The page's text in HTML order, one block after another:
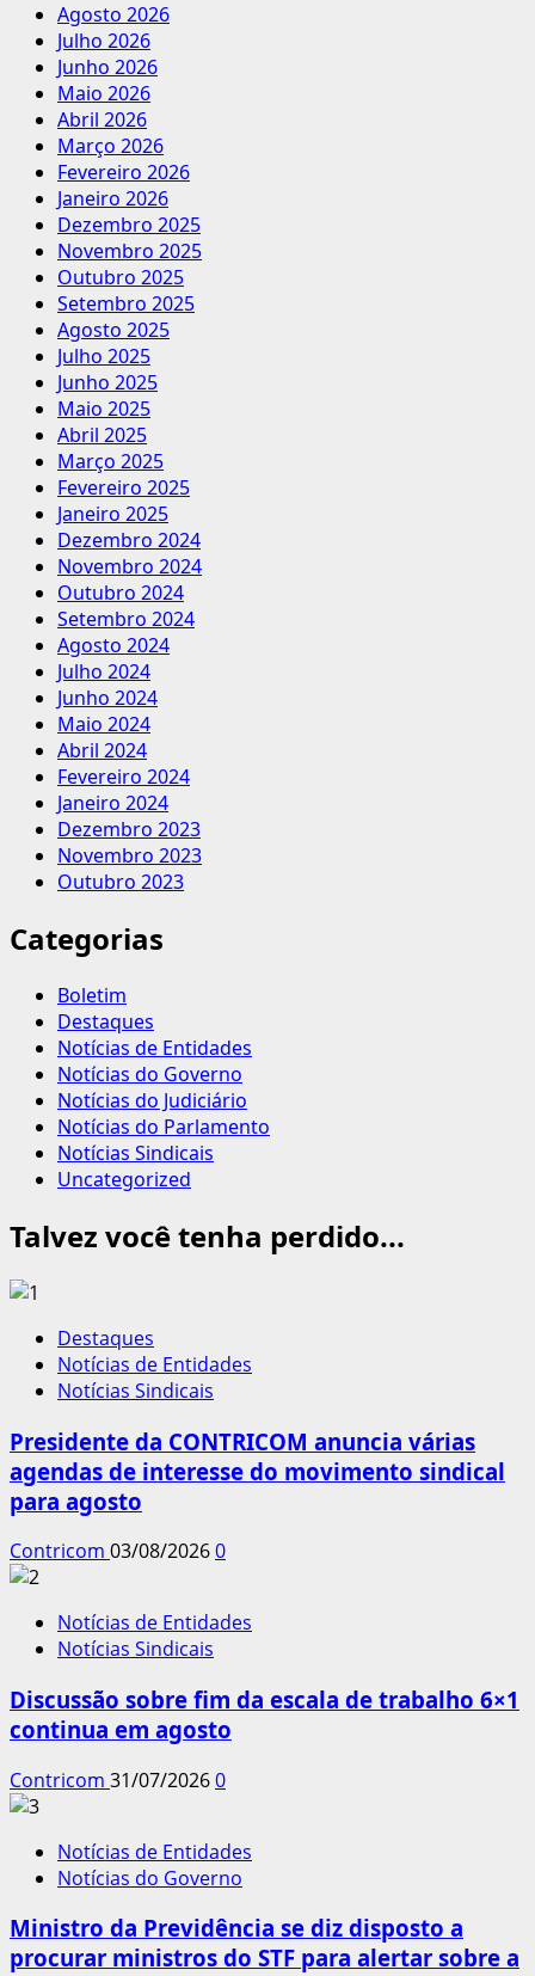
Agosto 2026
Julho 2026
Junho 2026
Maio 2026
Abril 2026
Março 2026
Fevereiro 2026
Janeiro 2026
Dezembro 2025
Novembro 2025
Outubro 2025
Setembro 2025
Agosto 2025
Julho 2025
Junho 2025
Maio 2025
Abril 2025
Março 2025
Fevereiro 2025
Janeiro 2025
Dezembro 2024
Novembro 2024
Outubro 2024
Setembro 2024
Agosto 2024
Julho 2024
Junho 2024
Maio 2024
Abril 2024
Fevereiro 2024
Janeiro 2024
Dezembro 2023
Novembro 2023
Outubro 2023
Categorias
Boletim
Destaques
Notícias de Entidades
Notícias do Governo
Notícias do Judiciário
Notícias do Parlamento
Notícias Sindicais
Uncategorized
Talvez você tenha perdido...
Destaques
Notícias de Entidades
Notícias Sindicais
Presidente da CONTRICOM anuncia várias
agendas de interesse do movimento sindical
para agosto
Contricom 03/08/20260
Notícias de Entidades
Notícias Sindicais
Discussão sobre fim da escala de trabalho 6×1
continua em agosto
Contricom 31/07/20260
Notícias de Entidades
Notícias do Governo
Ministro da Previdência se diz disposto a
procurar ministros do STF para alertar sobre a